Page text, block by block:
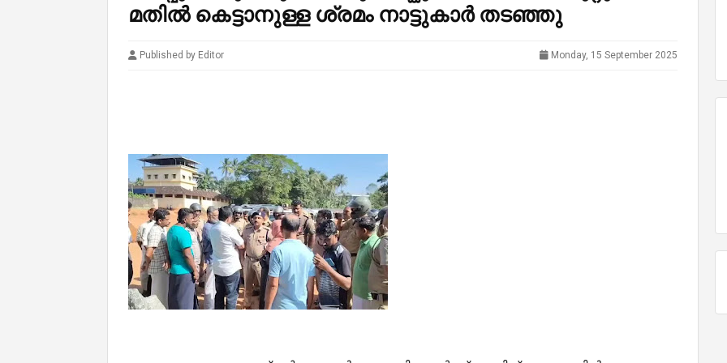
മതിൽ കെട്ടാനുള്ള ശ്രമം നാട്ടുകാർ തടഞ്ഞു
Published by Editor Monday, 15 September 2025